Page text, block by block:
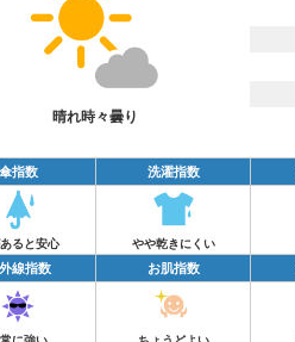
晴れ時々曇り
傘指数 洗濯指数
ると安心 やや乾きにくい
線指数 お肌指数